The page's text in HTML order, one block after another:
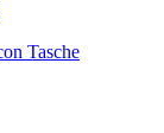
Tasche